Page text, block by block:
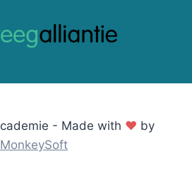
- Made with ♥ by
MonkeySoft